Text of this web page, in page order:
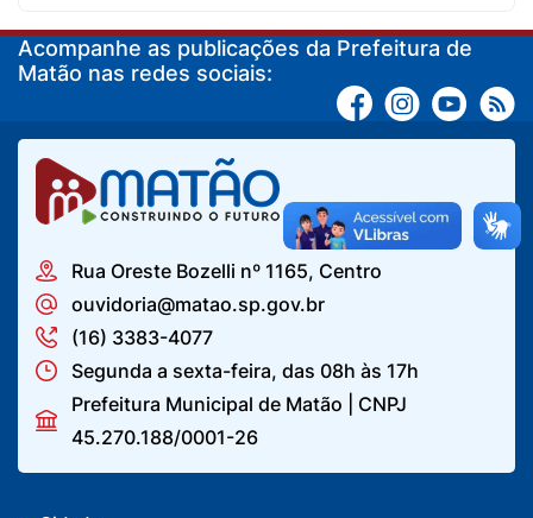
Acompanhe as publicações da Prefeitura de
Matão nas redes sociais:
Rua Oreste Bozelli nº 1165, Centro
ouvidoria@matao.sp.gov.br
(16) 3383-4077
Segunda a sexta-feira, das 08h às 17h
Prefeitura Municipal de Matão | CNPJ
45.270.188/0001-26